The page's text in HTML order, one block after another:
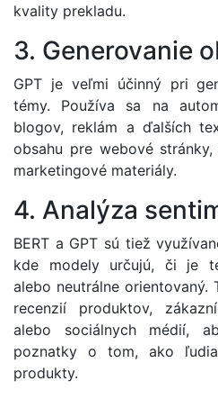
kvality prekladu.
3. Generovanie
GPT je veľmi účinný pri
témy. Používa sa na
blogov, reklám a ďalších
obsahu pre webové
marketingové materiály.
4. Analýza
BERT a GPT sú tiež
kde modely určujú, či je
alebo neutrálne orientovaný.
recenzií produktov,
alebo sociálnych médií,
poznatky o tom, ako
produkty.